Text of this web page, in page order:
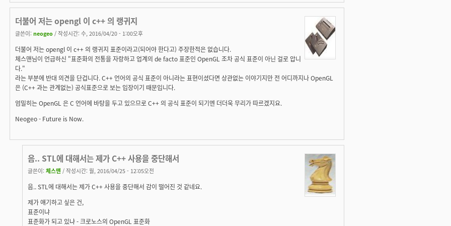
더불어 저는 opengl 이 c++ 의 랭귀지
글쓴이: neogeo / 작성시간: 수, 2016/04/20 - 1:00오후
더불어 저는 opengl 이 c++ 의 랭귀지 표준이라고(되어야 한다고) 주장한적은 없습니다.
체스맨님이 언급하신 "표준화의 전통을 자랑하고 업계의 de facto 표준인 OpenGL 조차 공식 표준이 아닌 걸로 압니
다."
라는 부분에 반대 의견을 단겁니다. C++ 언어의 공식 표준이 아니라는 표현이셨다면 상관없는 이야기지만 전 어디까지나 OpenGL
은 (C++ 과는 관계없는) 공식표준으로 보는 입장이기 때문입니다.
엄밀히는 OpenGL 은 C 언어에 바탕을 두고 있으므로 C++ 의 공식 표준이 되기엔 더더욱 무리가 따르겠지요.
Neogeo - Future is Now.
음.. STL에 대해서는 제가 C++ 사용을 중단해서
글쓴이: 체스맨 / 작성시간: 월, 2016/04/25 - 12:05오전
음.. STL에 대해서는 제가 C++ 사용을 중단해서 감이 떨어진 것 같네요.
제가 얘기하고 싶은 건,
표준이냐
표준화가 되고 있냐 - 크로노스의 OpenGL 표준화